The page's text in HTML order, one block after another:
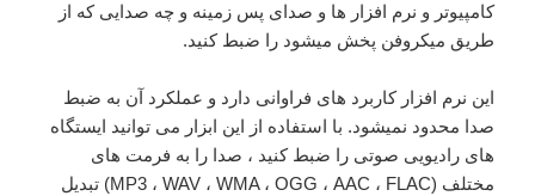
کامپیوتر و نرم افزار ها و صدای پس زمینه و چه صدایی که از
طریق میکروفن پخش میشود را ضبط کنید.
این نرم افزار کاربرد های فراوانی دارد و عملکرد آن به ضبط
صدا محدود نمیشود. با استفاده از این ابزار می توانید ایستگاه
های رادیویی صوتی را ضبط کنید ، صدا را به فرمت های
مختلف (MP3 ، WAV ، WMA ، OGG ، AAC ، FLAC) تبدیل